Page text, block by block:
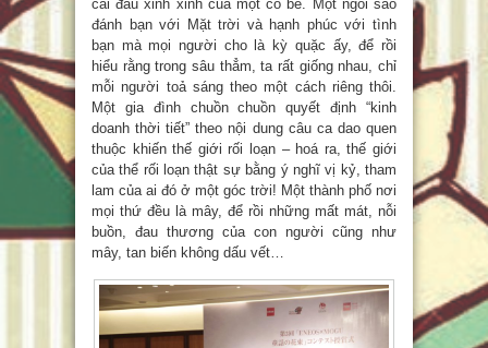
cái đầu xinh xinh của một cô bé. Một ngôi sao
đánh bạn với Mặt trời và hạnh phúc với tình
bạn mà mọi người cho là kỳ quặc ấy, để rồi
hiểu rằng trong sâu thẳm, ta rất giống nhau, chỉ
mỗi người toả sáng theo một cách riêng thôi.
Một gia đình chuồn chuồn quyết định “kinh
doanh thời tiết” theo nội dung câu ca dao quen
thuộc khiến thế giới rối loạn – hoá ra, thế giới
của thể rối loạn thật sự bằng ý nghĩ vị kỷ, tham
lam của ai đó ở một góc trời! Một thành phố nơi
mọi thứ đều là mây, để rồi những mất mát, nỗi
buồn, đau thương của con người cũng như
mây, tan biến không dấu vết…